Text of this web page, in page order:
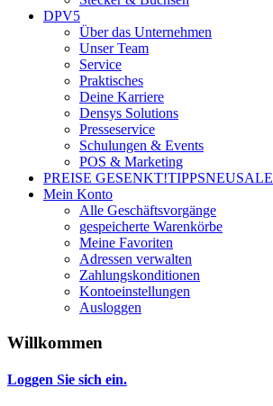
DPV5
Über das Unternehmen
Unser Team
Service
Praktisches
Deine Karriere
Densys Solutions
Presseservice
Schulungen & Events
POS & Marketing
PREISE GESENKT!TIPPSNEUSALE
Mein Konto
Alle Geschäftsvorgänge
gespeicherte Warenkörbe
Meine Favoriten
Adressen verwalten
Zahlungskonditionen
Kontoeinstellungen
Ausloggen
Willkommen
Loggen Sie sich ein.